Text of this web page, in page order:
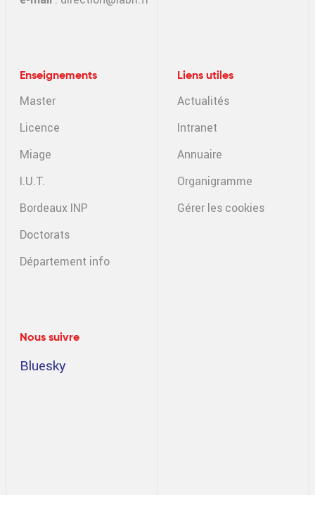
Enseignements
Master
Licence
Miage
I.U.T.
Bordeaux INP
Doctorats
Département info
Liens utiles
Actualités
Intranet
Annuaire
Organigramme
Gérer les cookies
Nous suivre
Bluesky